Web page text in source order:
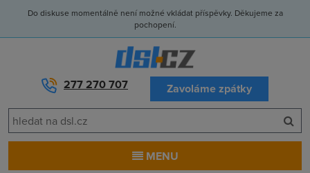
Do diskuse momentálně není možné vkládat příspěvky. Děkujeme za
pochopení.
277 270 707 Zavoláme zpátky
MENU